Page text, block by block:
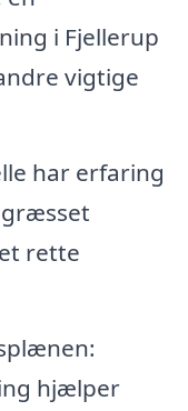
i Fjellerup
vigtige
har erfaring
rette
hjælper